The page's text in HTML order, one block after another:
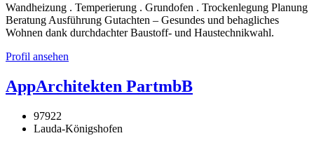
Wandheizung . Temperierung . Grundofen . Trockenlegung Planung
Beratung Ausführung Gutachten – Gesundes und behagliches
Wohnen dank durchdachter Baustoff- und Haustechnikwahl.
Profil ansehen
AppArchitekten PartmbB
97922
Lauda-Königshofen